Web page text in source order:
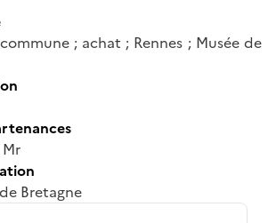
; achat ; Rennes ; Musée de
Bretagne